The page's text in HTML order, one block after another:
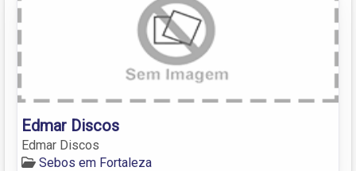
Edmar Discos
Edmar Discos
Sebos em Fortaleza